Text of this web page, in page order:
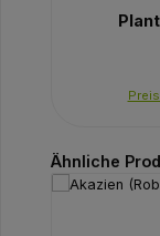
Produktgalerie
Ähnliche